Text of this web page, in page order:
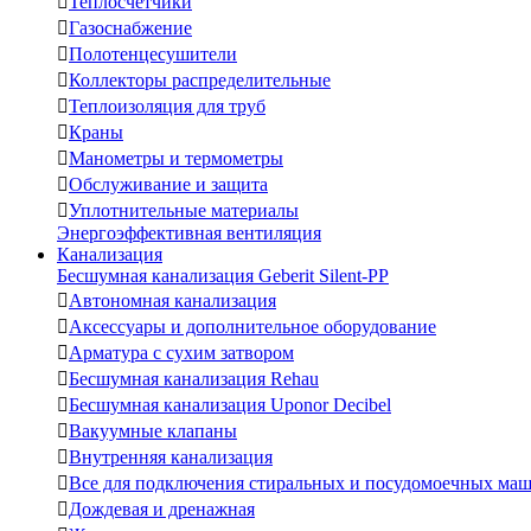
Газоснабжение
Полотенцесушители
Коллекторы распределительные
Теплоизоляция для труб
Краны
Манометры и термометры
Обслуживание и защита
Уплотнительные материалы
Энергоэффективная вентиляция
Канализация
Бесшумная канализация Geberit Silent-PP
Автономная канализация
Аксессуары и дополнительное оборудование
Арматура с сухим затвором
Бесшумная канализация Rehau
Бесшумная канализация Uponor Decibel
Вакуумные клапаны
Внутренняя канализация
Все для подключения стиральных и посудомоечных
Дождевая и дренажная